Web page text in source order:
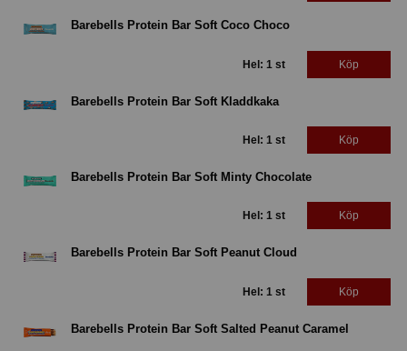
Barebells Protein Bar Soft Coco Choco
Hel: 1 st Köp
Barebells Protein Bar Soft Kladdkaka
Hel: 1 st Köp
Barebells Protein Bar Soft Minty Chocolate
Hel: 1 st Köp
Barebells Protein Bar Soft Peanut Cloud
Hel: 1 st Köp
Barebells Protein Bar Soft Salted Peanut Caramel